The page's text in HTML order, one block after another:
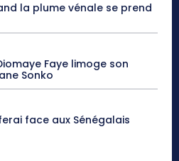
la plume vénale se prend
Faye limoge son
Sonko
face aux Sénégalais